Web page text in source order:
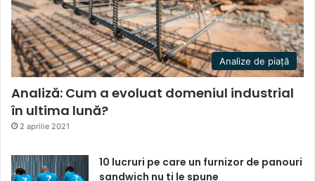
Analize de piață
Analiză: Cum a evoluat domeniul industrial
în ultima lună?
2 aprilie 2021
10 lucruri pe care un furnizor de panouri
sandwich nu ti le spune